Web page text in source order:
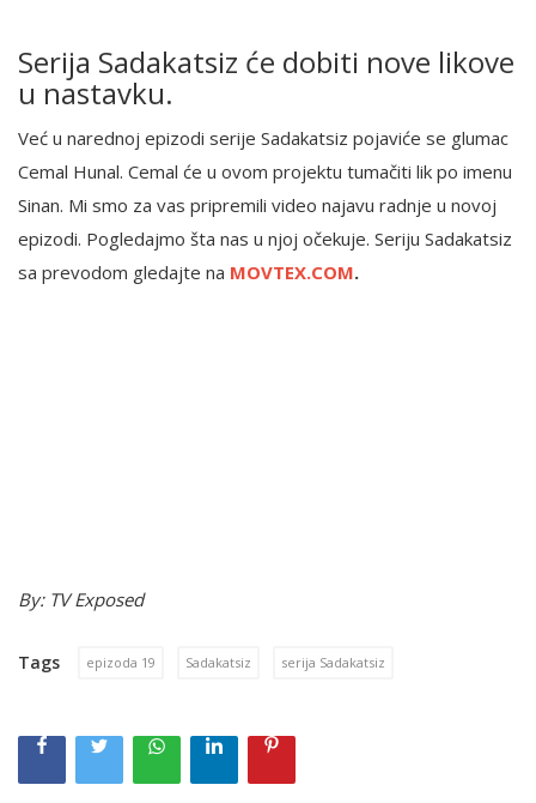
Serija Sadakatsiz će dobiti nove likove
u nastavku.
Već u narednoj epizodi serije Sadakatsiz pojaviće se glumac
Cemal Hunal. Cemal će u ovom projektu tumačiti lik po imenu
Sinan. Mi smo za vas pripremili video najavu radnje u novoj
epizodi. Pogledajmo šta nas u njoj očekuje. Seriju Sadakatsiz
sa prevodom gledajte na MOVTEX.COM.
By: TV Exposed
Tags epizoda 19 Sadakatsiz serija Sadakatsiz